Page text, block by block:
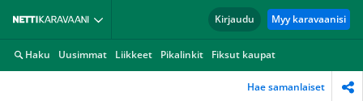
Kirjaudu Myy karavaanisi
Haku Uusimmat Liikkeet Pikalinkit Fiksut kaupat
Hae samanlaiset